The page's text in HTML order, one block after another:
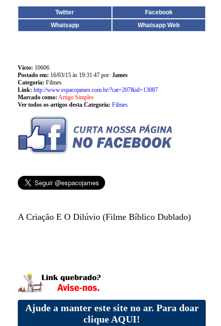
Twitter
Facebook
Whatsapp
Whatsapp Web
Visto: 10606
Postado em: 16/03/15 às 19:31:47 por: James
Categoria: Filmes
Link: http://www.espacojames.com.br/?cat=207&id=13087
Marcado como: Artigo Simples
Ver todos os artigos desta Categoria: Filmes
A Criação E O Dilúvio (Filme Bíblico Dublado)
Ajude a manter este site no ar. Para doar
clique AQUI!